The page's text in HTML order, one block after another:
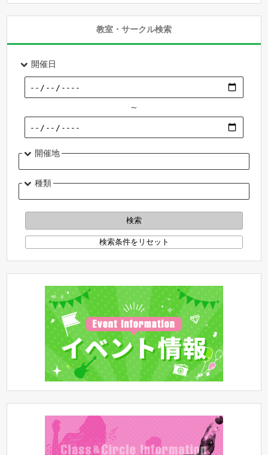
教室・サークル検索
開催日
～
開催地
種類